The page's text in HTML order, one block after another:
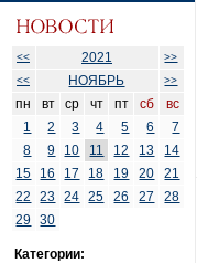
<< 2021
>>
<<
НОЯБРЬ >>
пн вт ср чт пт сб
вс
1
2 3 4 5 6
7
8
9 10 11 12 13
14
15
16 17 18 19 20
21
22
23 24 25 26 27
28
29
30
Категории: